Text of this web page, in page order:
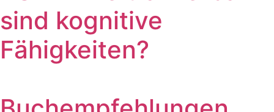
sind kognitive
Fähigkeiten?